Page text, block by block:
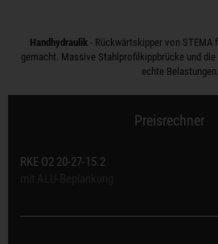
Handhydraulik - Rückwärtskipper von STEMA
gemacht. Massive Stahlprofilkippbrücke und
echte Belastungen.
Preisrechner
RKE O2 20-27-15.2